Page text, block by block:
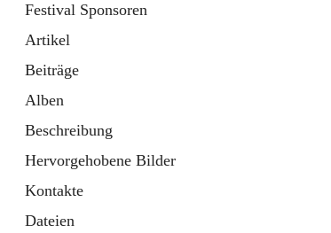
Festival Sponsoren
Artikel
Beiträge
Alben
Beschreibung
Hervorgehobene Bilder
Kontakte
Dateien
Festival Sponsoren